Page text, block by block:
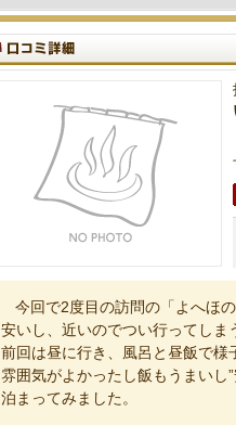
今回で2度目の訪問の「よへほの
安いし、近いのでつい行ってしま
前回は昼に行き、風呂と昼飯で様
雰囲気がよかったし飯もうまいし”
泊まってみました。